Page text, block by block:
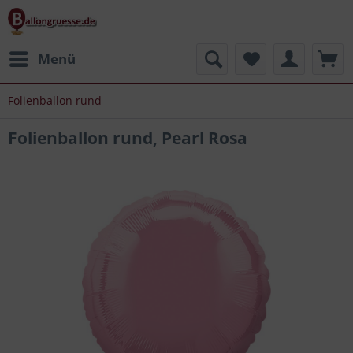
Menü
Folienballon rund
Folienballon rund, Pearl Rosa